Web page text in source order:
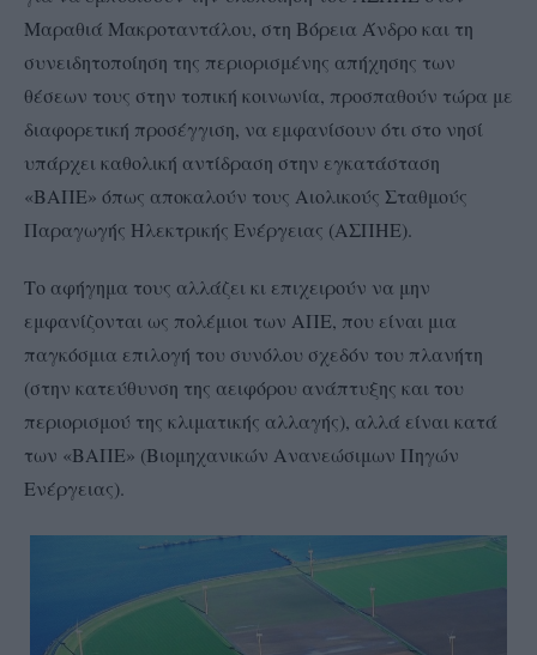
Μαραθιά Μακροταντάλου, στη Βόρεια Άνδρο και τη
συνειδητοποίηση της περιορισμένης απήχησης των
θέσεων τους στην τοπική κοινωνία, προσπαθούν τώρα με
διαφορετική προσέγγιση, να εμφανίσουν ότι στο νησί
υπάρχει καθολική αντίδραση στην εγκατάσταση
«ΒΑΠΕ» όπως αποκαλούν τους Αιολικούς Σταθμούς
Παραγωγής Ηλεκτρικής Ενέργειας (ΑΣΠΗΕ).
Το αφήγημα τους αλλάζει κι επιχειρούν να μην
εμφανίζονται ως πολέμιοι των ΑΠΕ, που είναι μια
παγκόσμια επιλογή του συνόλου σχεδόν του πλανήτη
(στην κατεύθυνση της αειφόρου ανάπτυξης και του
περιορισμού της κλιματικής αλλαγής), αλλά είναι κατά
των «ΒΑΠΕ» (Βιομηχανικών Ανανεώσιμων Πηγών
Ενέργειας).